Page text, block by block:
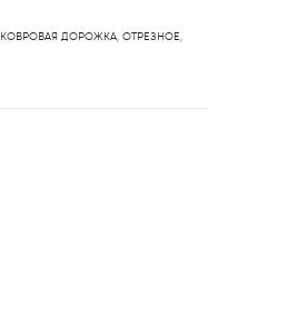
КОВРОВАЯ ДОРОЖКА, ОТРЕЗНОЕ,